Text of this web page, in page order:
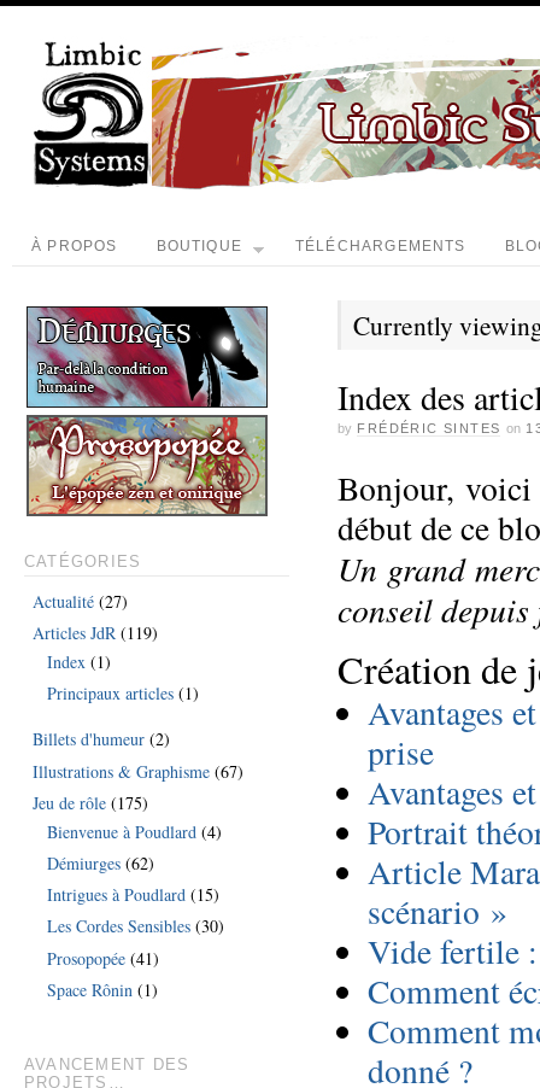
À PROPOS BOUTIQUE TÉLÉCHARGEMENTS
Currently
Index des
by FRÉDÉRIC SINTES on
Bonjour, voici
début de ce
Un grand
conseil
Création de
Avantages
prise
Avantages
Portrait
Article
scénario »
Vide fertile
Comment
Comment
donné ?
CATÉGORIES
Actualité (27)
Articles JdR (119)
Index (1)
Principaux articles (1)
Billets d'humeur (2)
Illustrations & Graphisme (67)
Jeu de rôle (175)
Bienvenue à Poudlard (4)
Démiurges (62)
Intrigues à Poudlard (15)
Les Cordes Sensibles (30)
Prosopopée (41)
Space Rônin (1)
AVANCEMENT DES
PROJETS…